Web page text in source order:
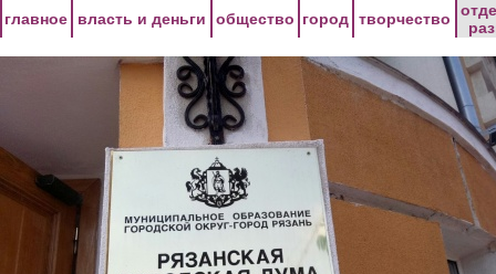
главное власть и деньги общество город творчество